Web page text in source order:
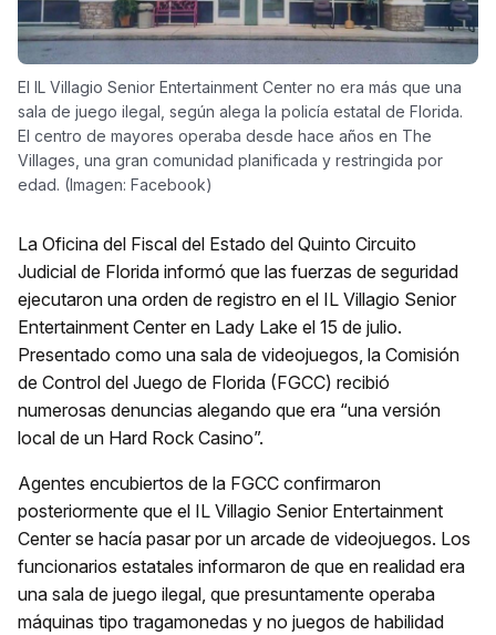
El IL Villagio Senior Entertainment Center no era más que una
sala de juego ilegal, según alega la policía estatal de Florida.
El centro de mayores operaba desde hace años en The
Villages, una gran comunidad planificada y restringida por
edad. (Imagen: Facebook)
La Oficina del Fiscal del Estado del Quinto Circuito
Judicial de Florida informó que las fuerzas de seguridad
ejecutaron una orden de registro en el IL Villagio Senior
Entertainment Center en Lady Lake el 15 de julio.
Presentado como una sala de videojuegos, la Comisión
de Control del Juego de Florida (FGCC) recibió
numerosas denuncias alegando que era “una versión
local de un Hard Rock Casino”.
Agentes encubiertos de la FGCC confirmaron
posteriormente que el IL Villagio Senior Entertainment
Center se hacía pasar por un arcade de videojuegos. Los
funcionarios estatales informaron de que en realidad era
una sala de juego ilegal, que presuntamente operaba
máquinas tipo tragamonedas y no juegos de habilidad